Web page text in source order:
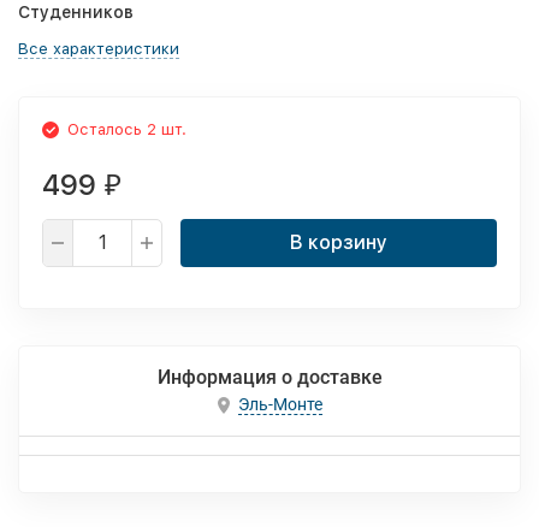
Студенников
Все характеристики
Осталось 2 шт.
499 ₽
В корзину
Информация о доставке
Эль-Монте